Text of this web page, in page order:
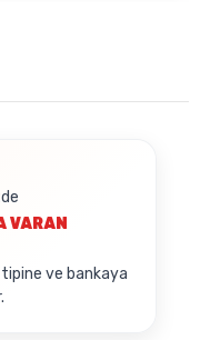
VARAN
ve bankaya